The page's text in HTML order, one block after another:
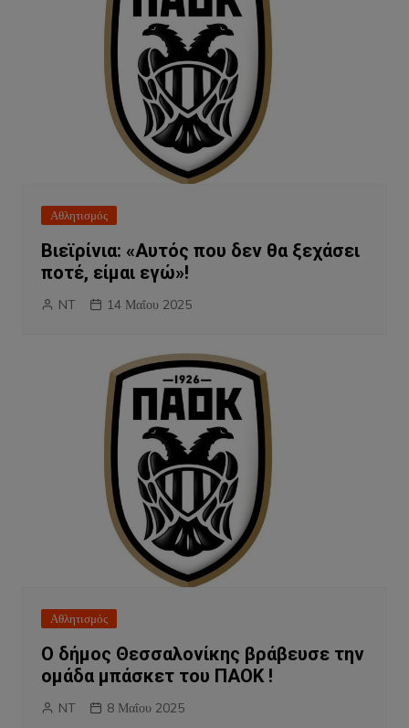
Αθλητισμός
Βιεϊρίνια: «Αυτός που δεν θα ξεχάσει
ποτέ, είμαι εγώ»!
NT 14 Μαΐου 2025
Αθλητισμός
Ο δήμος Θεσσαλονίκης βράβευσε την
ομάδα μπάσκετ του ΠΑΟΚ !
NT 8 Μαΐου 2025